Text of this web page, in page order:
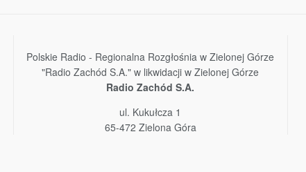
Polskie Radio - Regionalna Rozgłośnia w Zielonej Górze
"Radio Zachód S.A." w likwidacji w Zielonej Górze
Radio Zachód S.A.
ul. Kukułcza 1
65-472 Zielona Góra